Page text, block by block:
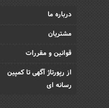
درباره ما
مشتریان
قوانین و مقررات
از رپورتاژ آگهی تا کمپین
رسانه ای